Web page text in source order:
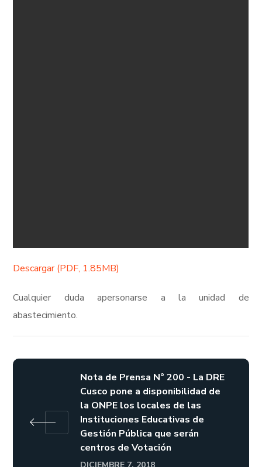
Descargar (PDF, 1.85MB)
Cualquier duda apersonarse a la unidad de
abastecimiento.
Nota de Prensa N° 200 - La DRE
Cusco pone a disponibilidad de
la ONPE los locales de las
Instituciones Educativas de
Gestión Pública que serán
centros de Votación